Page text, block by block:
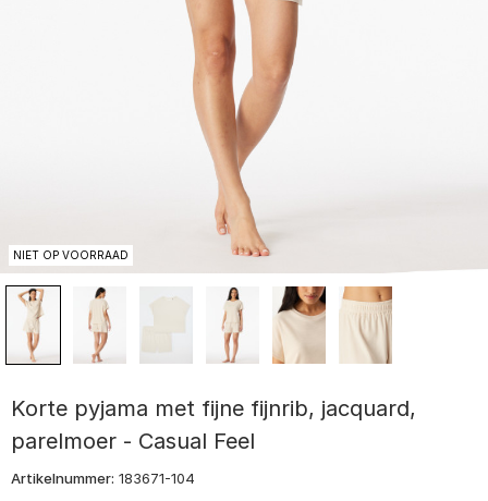
NIET OP VOORRAAD
Korte pyjama met fijne fijnrib, jacquard,
parelmoer - Casual Feel
Artikelnummer: 183671-104